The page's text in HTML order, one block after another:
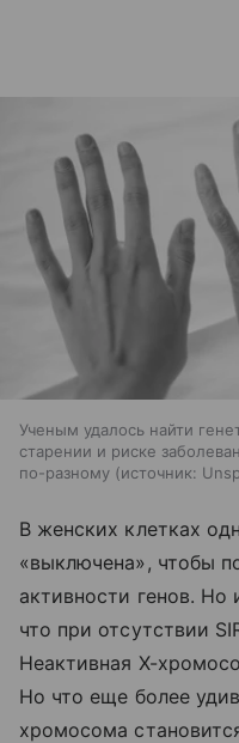
Ученым удалось найти
старении и риске
по-разному
источник:
В женских клетках
«выключена», чтобы
активности генов. Но
что при отсутствии
Неактивная Х-
Но что еще более
хромосома